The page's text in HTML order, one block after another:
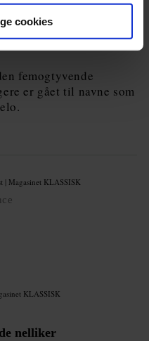
cookies
femogtyvende
er gået til navne som
nelliker